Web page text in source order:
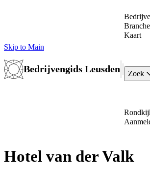
Skip to Main
Bedrijvengids Leusden
Kaart
Zoek
Hotel van der Valk